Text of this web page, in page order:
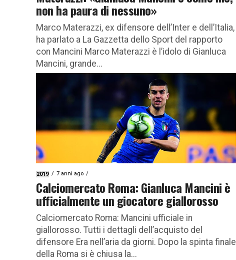
non ha paura di nessuno»
Marco Materazzi, ex difensore dell’Inter e dell’Italia,
ha parlato a La Gazzetta dello Sport del rapporto
con Mancini Marco Materazzi è l’idolo di Gianluca
Mancini, grande...
2019 7 anni ago
Calciomercato Roma: Gianluca Mancini è
ufficialmente un giocatore giallorosso
Calciomercato Roma: Mancini ufficiale in
giallorosso. Tutti i dettagli dell’acquisto del
difensore Era nell’aria da giorni. Dopo la spinta finale
della Roma si è chiusa la...